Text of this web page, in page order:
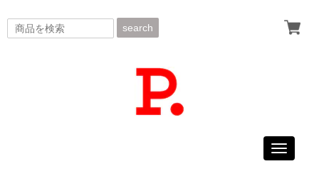
search
Toggle